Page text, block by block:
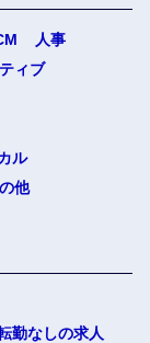
人事
ィブ
ル
他
勤なしの求人